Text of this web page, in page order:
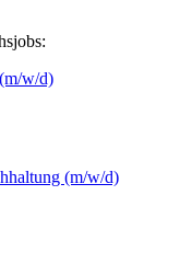
w/d)
(m/w/d)